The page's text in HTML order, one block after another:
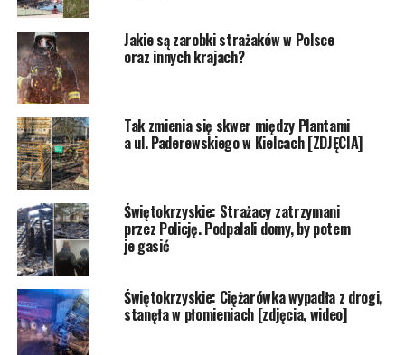
Jakie są zarobki strażaków w Polsce
oraz innych krajach?
Tak zmienia się skwer między Plantami
a ul. Paderewskiego w Kielcach [ZDJĘCIA]
Świętokrzyskie: Strażacy zatrzymani
przez Policję. Podpalali domy, by potem
je gasić
Świętokrzyskie: Ciężarówka wypadła z drogi,
stanęła w płomieniach [zdjęcia, wideo]